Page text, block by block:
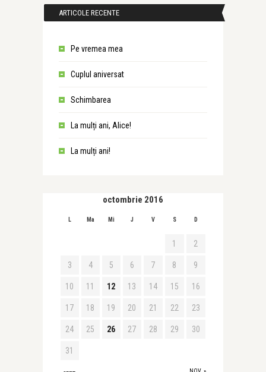
ARTICOLE RECENTE
Pe vremea mea
Cuplul aniversat
Schimbarea
La mulți ani, Alice!
La mulți ani!
octombrie 2016
L Ma Mi J V S D
1 2
3 4 5 6 7 8 9
10 11 12 13 14 15 16
17 18 19 20 21 22 23
24 25 26 27 28 29 30
31